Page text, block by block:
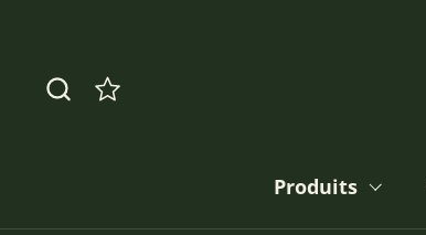
Produits